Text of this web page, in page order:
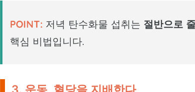
POINT: 저녁 탄수화물 섭취는 절반으로
핵심 비법입니다.